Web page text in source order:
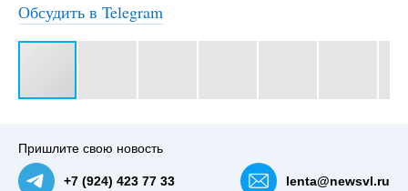
Обсудить в Telegram
Пришлите свою новость
+7 (924) 423 77 33 lenta@newsvl.ru